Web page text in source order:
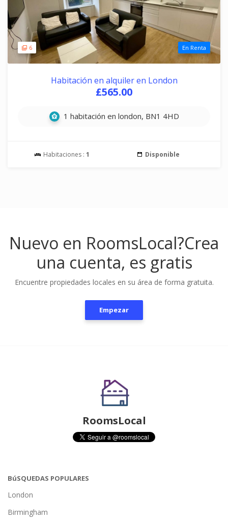
6 En Renta
Habitación en alquiler en London
£565.00
1 habitación en london, BN1 4HD
Habitaciones : 1 Disponible
Nuevo en RoomsLocal?Crea
una cuenta, es gratis
Encuentre propiedades locales en su área de forma gratuita.
Empezar
RoomsLocal
BúSQUEDAS POPULARES
London
Birmingham